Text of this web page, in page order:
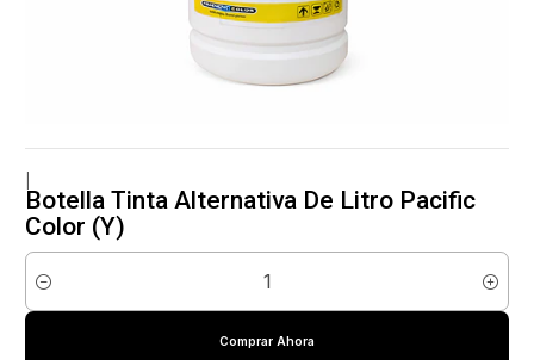
Botella Tinta Alternativa De Litro Pacific
Color (Y)
Cantidad
Comprar Ahora